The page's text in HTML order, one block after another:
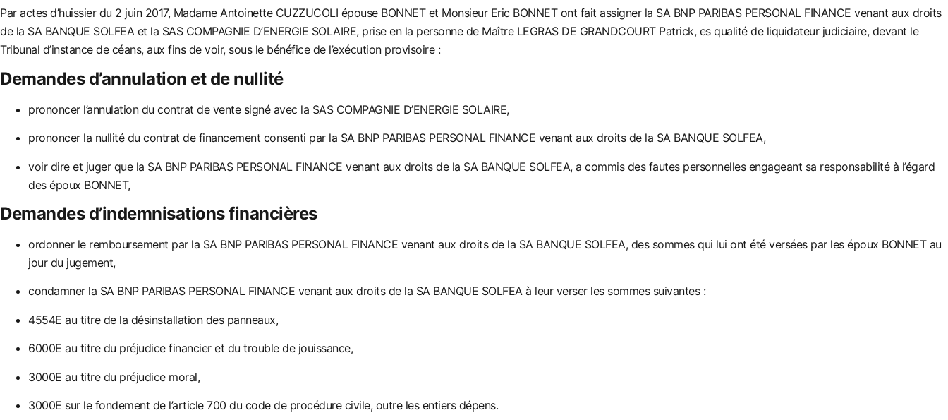
Par actes d’huissier du 2 juin 2017, Madame Antoinette CUZZUCOLI épouse BONNET et Monsieur Eric BONNET ont fait assigner la SA BNP PARIBAS PERSONAL FINANCE venant aux droits
de la SA BANQUE SOLFEA et la SAS COMPAGNIE D’ENERGIE SOLAIRE, prise en la personne de Maître LEGRAS DE GRANDCOURT Patrick, es qualité de liquidateur judiciaire, devant le
Tribunal d’instance de céans, aux fins de voir, sous le bénéfice de l’exécution provisoire :
Demandes d’annulation et de nullité
prononcer l’annulation du contrat de vente signé avec la SAS COMPAGNIE D’ENERGIE SOLAIRE,
prononcer la nullité du contrat de financement consenti par la SA BNP PARIBAS PERSONAL FINANCE venant aux droits de la SA BANQUE SOLFEA,
voir dire et juger que la SA BNP PARIBAS PERSONAL FINANCE venant aux droits de la SA BANQUE SOLFEA, a commis des fautes personnelles engageant sa responsabilité à l’égard
des époux BONNET,
Demandes d’indemnisations financières
ordonner le remboursement par la SA BNP PARIBAS PERSONAL FINANCE venant aux droits de la SA BANQUE SOLFEA, des sommes qui lui ont été versées par les époux BONNET au
jour du jugement,
condamner la SA BNP PARIBAS PERSONAL FINANCE venant aux droits de la SA BANQUE SOLFEA à leur verser les sommes suivantes :
4554E au titre de la désinstallation des panneaux,
6000E au titre du préjudice financier et du trouble de jouissance,
3000E au titre du préjudice moral,
3000E sur le fondement de l’article 700 du code de procédure civile, outre les entiers dépens.